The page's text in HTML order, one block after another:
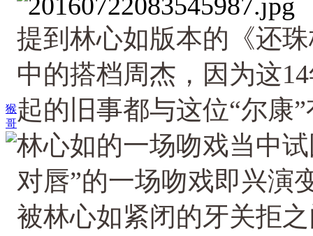
猴
哥
提到林心如版本的《还
中的搭档周杰，因为这
起的旧事都与这位“尔
林心如的一场吻戏当中
对唇”的一场吻戏即兴演
被林心如紧闭的牙关拒